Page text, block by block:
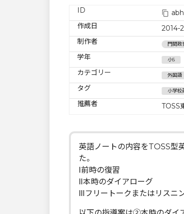
ID
作成日
2014-
制作者
門間政
学年 小5
カテゴリー 外国語
タグ 小学校
推薦者 TOSS
英語ノートの内容をTOSS型
た。
Ⅰ前時の復習
Ⅱ本時のダイアローグ
Ⅲフリートークまたはリスニ